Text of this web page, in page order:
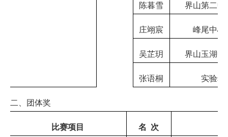
陈暮雪 界山第二中
庄翊宸 峰尾中心
吴芷玥 界山玉湖中
张语桐 实验幼
二、团体奖
比赛项目 名 次